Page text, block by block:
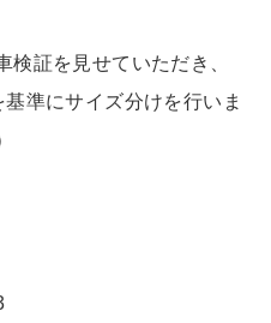
証を見せていただき、
準にサイズ分けを行いま